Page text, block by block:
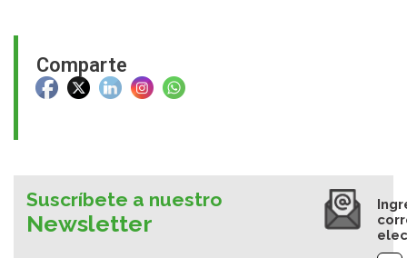
Comparte
Suscríbete a nuestro
Newsletter